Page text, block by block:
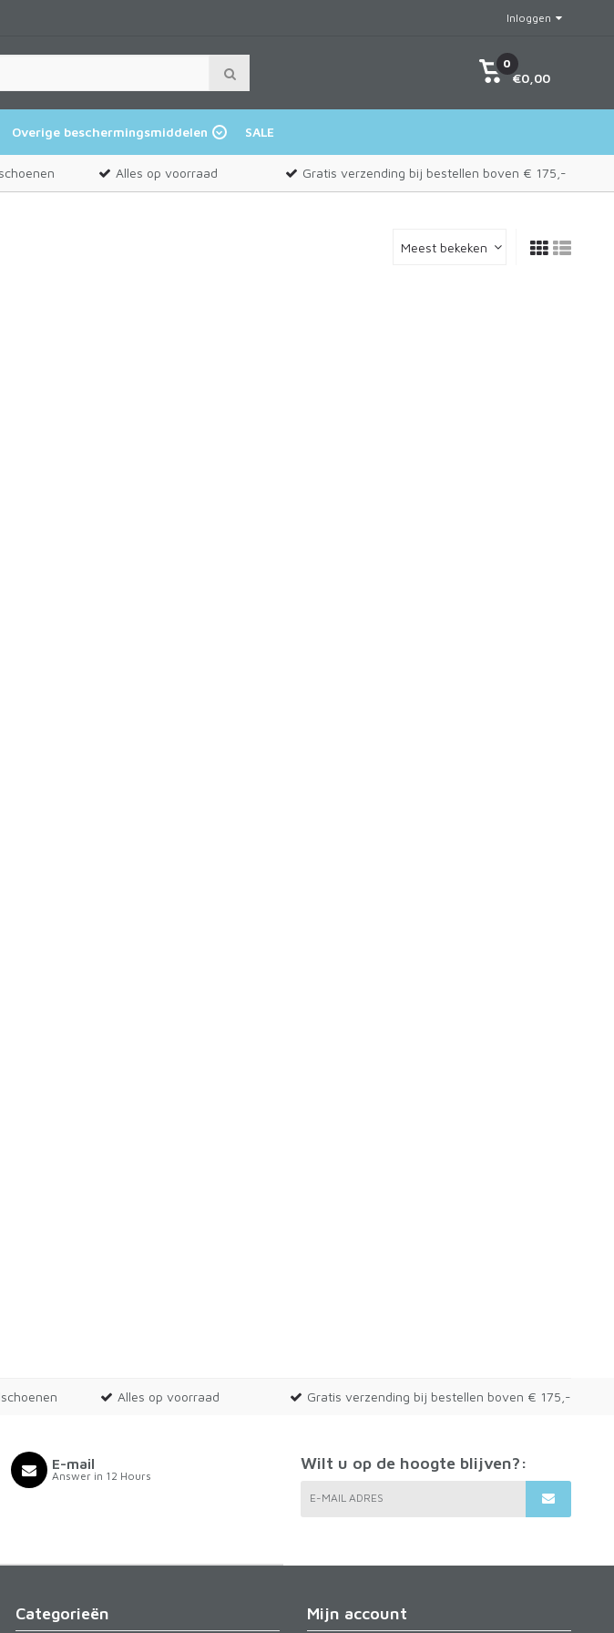
Inloggen
0
€0,00
Overige beschermingsmiddelen SALE
Alles op voorraad Gratis verzending bij bestellen boven € 175,-
Meest bekeken
Alles op voorraad Gratis verzending bij bestellen boven € 175,-
E-mail
Answer in 12 Hours
Wilt u op de hoogte blijven?:
E-MAIL ADRES
Categorieën Mijn account